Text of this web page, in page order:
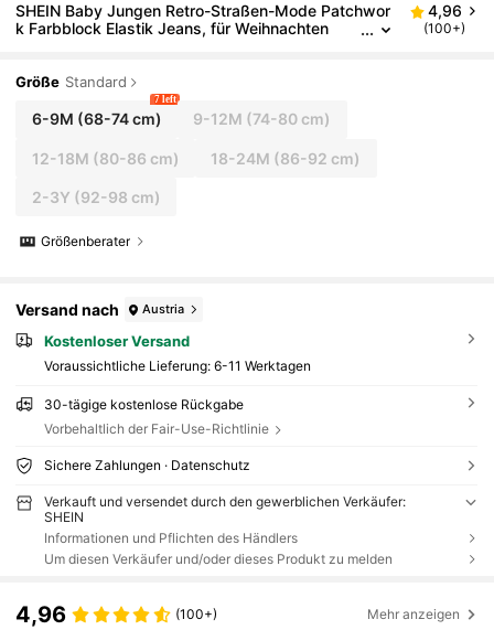
SHEIN Baby Jungen Retro-Straßen-Mode Patchwor
k Farbblock Elastik Jeans, für Weihnachten
4,96
(100+)
Größe Standard
6-9M (68-74 cm)
7 left
9-12M (74-80 cm)
12-18M (80-86 cm) 18-24M (86-92 cm)
2-3Y (92-98 cm)
Größenberater
Versand nach Austria
Kostenloser Versand
Voraussichtliche Lieferung: 6-11 Werktagen
30-tägige kostenlose Rückgabe
Vorbehaltlich der Fair-Use-Richtlinie
Sichere Zahlungen · Datenschutz
Verkauft und versendet durch den gewerblichen Verkäufer:
SHEIN
Informationen und Pflichten des Händlers
Um diesen Verkäufer und/oder dieses Produkt zu melden
4,96 (100+) Mehr anzeigen